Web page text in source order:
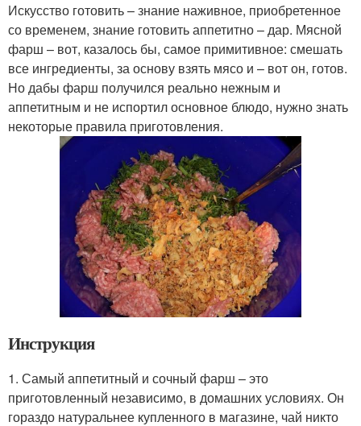
Искусство готовить – знание наживное, приобретенное
со временем, знание готовить аппетитно – дар. Мясной
фарш – вот, казалось бы, самое примитивное: смешать
все ингредиенты, за основу взять мясо и – вот он, готов.
Но дабы фарш получился реально нежным и
аппетитным и не испортил основное блюдо, нужно знать
некоторые правила приготовления.
Инструкция
1. Самый аппетитный и сочный фарш – это
приготовленный независимо, в домашних условиях. Он
гораздо натуральнее купленного в магазине, чай никто